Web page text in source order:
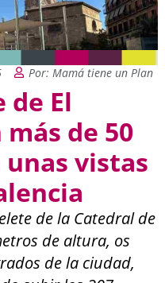
Por: Mamá tiene un Plan
El
de 50
vistas
de la Catedral de
de altura, os
de la ciudad,